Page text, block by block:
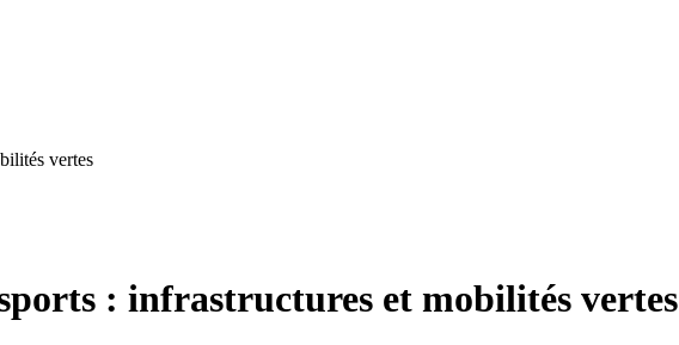
vertes
: infrastructures et mobilités vertes